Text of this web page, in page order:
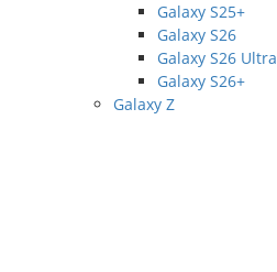
Galaxy S25+
Galaxy S26
Galaxy S26 Ultra
Galaxy S26+
Galaxy Z